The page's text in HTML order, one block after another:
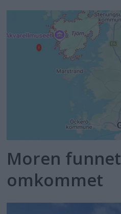
Moren funnet
omkommet